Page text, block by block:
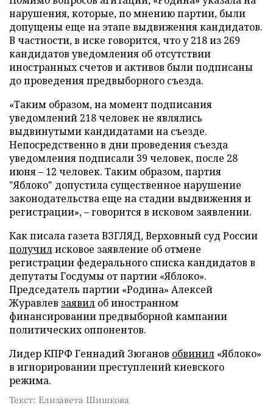
нарушения, которые, по мнению партии, были
допущены еще на этапе выдвижения кандидатов.
В частности, в иске говорится, что у 218 из 269
кандидатов уведомления об отсутствии
иностранных счетов и активов были подписаны
до проведения предвыборного съезда.
«Таким образом, на момент подписания
уведомлений 218 человек не являлись
выдвинутыми кандидатами на съезде.
Непосредственно в дни проведения съезда
уведомления подписали 39 человек, после 28
июня – 12 человек. Таким образом, партия
"Яблоко" допустила существенное нарушение
законодательства еще на стадии выдвижения и
регистрации», – говорится в исковом заявлении.
Как писала газета ВЗГЛЯД, Верховный суд России
получилисковое заявление об отмене
регистрации федерального списка кандидатов в
депутаты Госдумы от партии «Яблоко».
Председатель партии «Родина» Алексей
Журавлев заявил об иностранном
финансировании предвыборной кампании
политических оппонентов.
Лидер КПРФ Геннадий Зюганов обвинил «Яблоко»
в игнорировании преступлений киевского
режима.
Текст: Елизавета Шишкова